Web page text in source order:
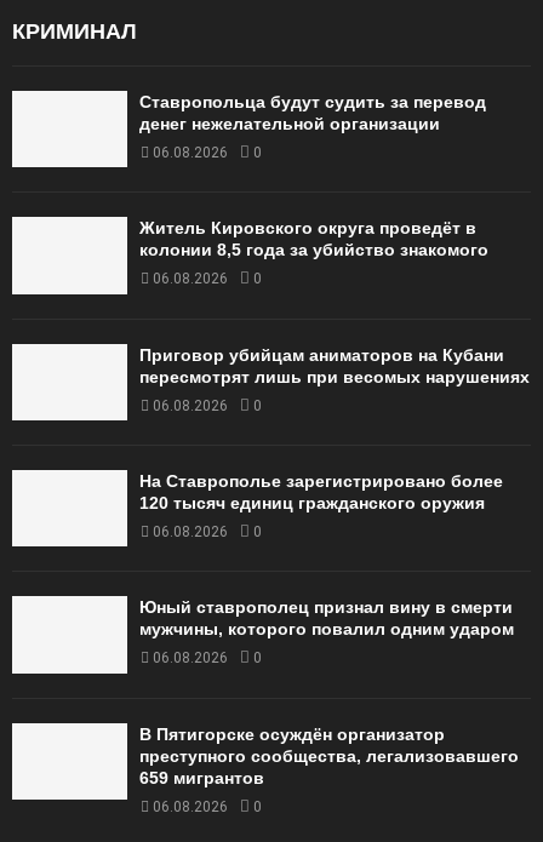
КРИМИНАЛ
Ставропольца будут судить за перевод
денег нежелательной организации
06.08.2026 0
Житель Кировского округа проведёт в
колонии 8,5 года за убийство знакомого
06.08.2026 0
Приговор убийцам аниматоров на Кубани
пересмотрят лишь при весомых нарушениях
06.08.2026 0
На Ставрополье зарегистрировано более
120 тысяч единиц гражданского оружия
06.08.2026 0
Юный ставрополец признал вину в смерти
мужчины, которого повалил одним ударом
06.08.2026 0
В Пятигорске осуждён организатор
преступного сообщества, легализовавшего
659 мигрантов
06.08.2026 0